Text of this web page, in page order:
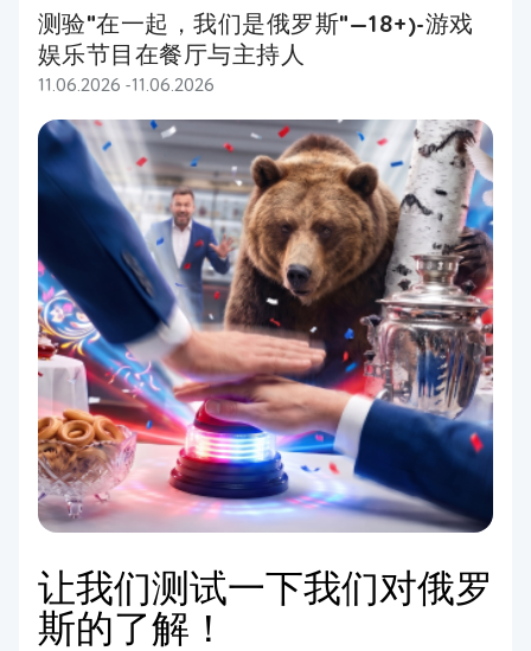
测验"在一起，我们是俄罗斯"—18+)-游戏
娱乐节目在餐厅与主持人
11.06.2026 -11.06.2026
让我们测试一下我们对俄罗
斯的了解！